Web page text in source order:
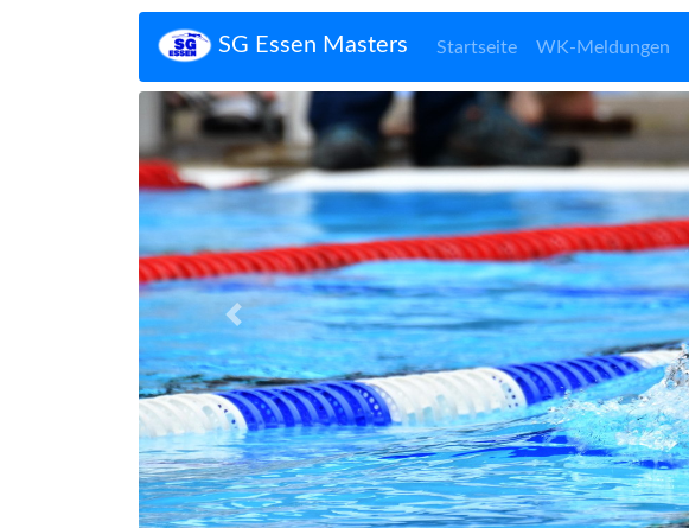
SG Essen Masters Startseite WK-Meldungen
Zurück